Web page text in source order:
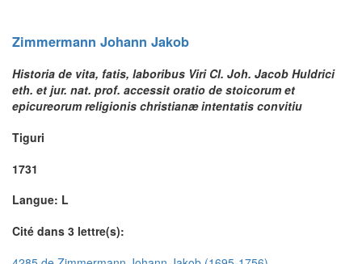
Zimmermann Johann Jakob
Historia de vita, fatis, laboribus Viri Cl. Joh. Jacob Huldrici
eth. et jur. nat. prof. accessit oratio de stoicorum et
epicureorum religionis christianæ intentatis convitiu
Tiguri
1731
Langue: L
Cité dans 3 lettre(s):